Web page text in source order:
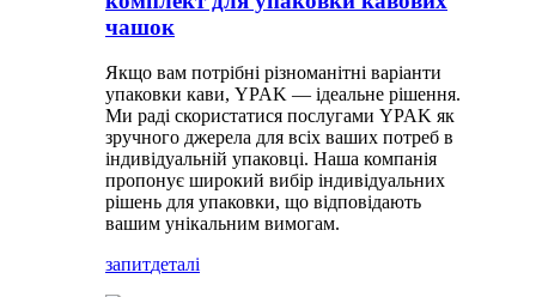
чашок
Якщо вам потрібні різноманітні варіанти
упаковки кави, YPAK — ідеальне рішення.
Ми раді скористатися послугами YPAK як
зручного джерела для всіх ваших потреб в
індивідуальній упаковці. Наша компанія
пропонує широкий вибір індивідуальних
рішень для упаковки, що відповідають
вашим унікальним вимогам.
запитдеталі